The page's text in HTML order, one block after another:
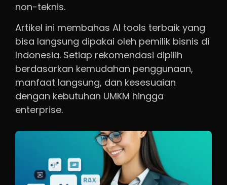
non-teknis.
Artikel ini membahas AI tools terbaik yang
bisa langsung dipakai oleh pemilik bisnis di
Indonesia. Setiap rekomendasi dipilih
berdasarkan kemudahan penggunaan,
manfaat langsung, dan kesesuaian
dengan kebutuhan UMKM hingga
enterprise.